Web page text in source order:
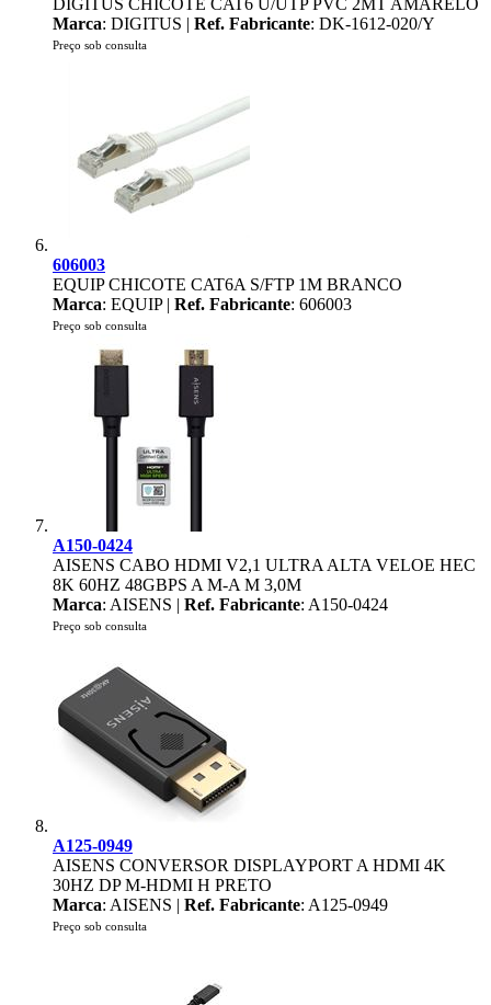
DIGITUS CHICOTE CAT6 U/UTP PVC 2MT AMARELO
Marca: DIGITUS | Ref. Fabricante: DK-1612-020/Y
Preço sob consulta
606003
EQUIP CHICOTE CAT6A S/FTP 1M BRANCO
Marca: EQUIP | Ref. Fabricante: 606003
Preço sob consulta
A150-0424
AISENS CABO HDMI V2,1 ULTRA ALTA VELOE HEC
8K 60HZ 48GBPS A M-A M 3,0M
Marca: AISENS | Ref. Fabricante: A150-0424
Preço sob consulta
A125-0949
AISENS CONVERSOR DISPLAYPORT A HDMI 4K
30HZ DP M-HDMI H PRETO
Marca: AISENS | Ref. Fabricante: A125-0949
Preço sob consulta